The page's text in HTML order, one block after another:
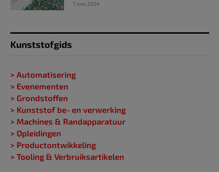
7 mei 2024
Kunststofgids
> Automatisering
> Evenementen
> Grondstoffen
> Kunststof be- en verwerking
> Machines & Randapparatuur
> Opleidingen
> Productontwikkeling
> Tooling & Verbruiksartikelen